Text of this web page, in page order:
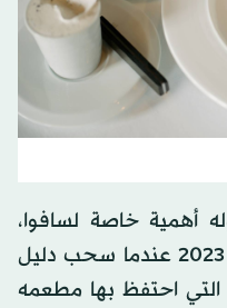
أهمية خاصة لسافوا،
الذي تصدّر عناوين الأخبار عام 2023 عندما سحب دليل
التي احتفظ بها مطعمه